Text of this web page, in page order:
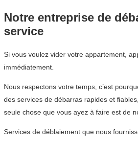
Notre entreprise de
service
Si vous voulez vider votre appartement,
immédiatement.
Nous respectons votre temps, c’est
des services de débarras rapides et
seule chose que vous ayez à faire est de
Services de déblaiement que nous